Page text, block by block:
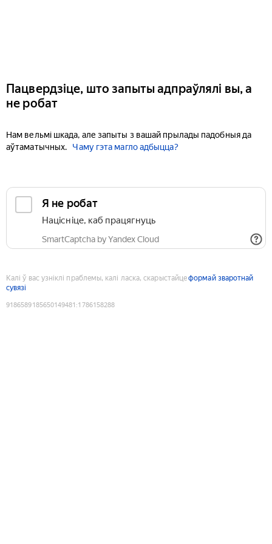
Пацвердзіце, што запыты адпраўлялі вы, а
не робат
Нам вельмі шкада, але запыты з вашай прылады падобныя да
аўтаматычных.
Чаму гэта магло адбыцца?
Я не робат
Націсніце, каб працягнуць
SmartCaptcha by Yandex Cloud
Калі ў вас узніклі праблемы, калі ласка, скарыстайцеформай зваротнай
сувязі
9186589185650149481 :1786158288